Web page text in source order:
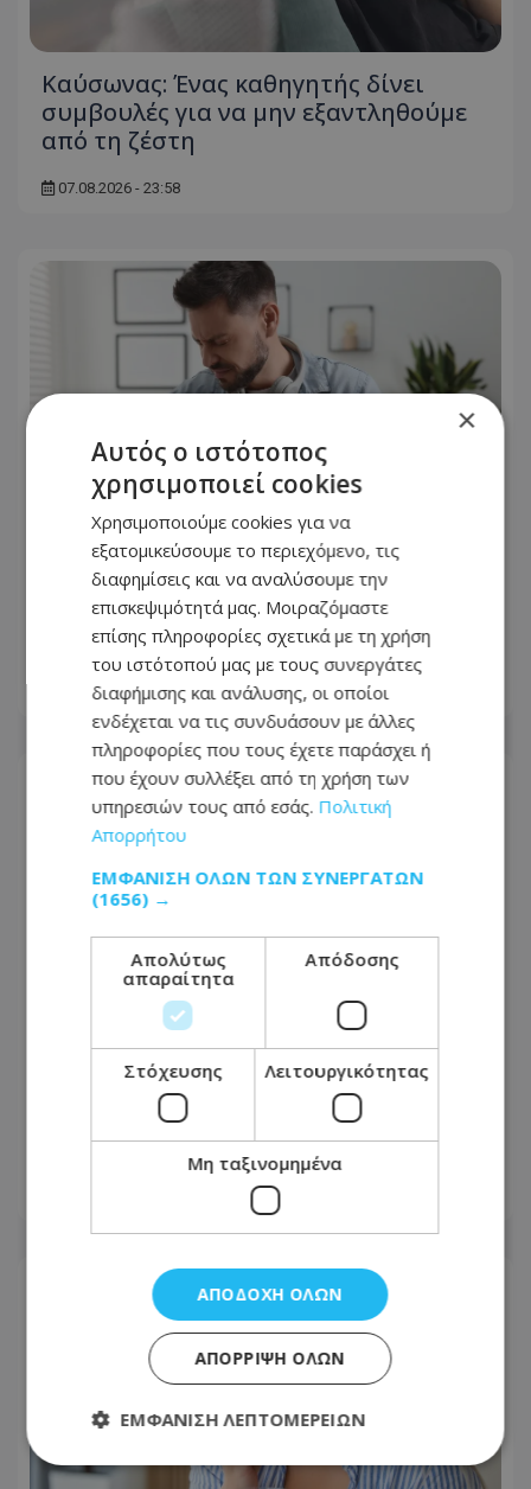
Kαύσωνας: Ένας καθηγητής δίνει
συμβουλές για να μην εξαντληθούμε
από τη ζέστη
07.08.2026 - 23:58
«Βγήκα χάλια!»: Γιατί δεν μας
αρέσουμε στις φωτογραφίες, ενώ οι
άλλοι μάς βλέπουν όμορφους
07.08.2026 - 13:34
Κρύο ντους ή χλιαρό; Το λάθος που
κάνουμε τις ζεστές νύχτες πριν από
τον ύπνο
×
Αυτός ο ιστότοπος
χρησιμοποιεί cookies
Χρησιμοποιούμε cookies για να
εξατομικεύσουμε το περιεχόμενο, τις
διαφημίσεις και να αναλύσουμε την
επισκεψιμότητά μας. Μοιραζόμαστε
επίσης πληροφορίες σχετικά με τη χρήση
του ιστότοπού μας με τους συνεργάτες
διαφήμισης και ανάλυσης, οι οποίοι
ενδέχεται να τις συνδυάσουν με άλλες
πληροφορίες που τους έχετε παράσχει ή
που έχουν συλλέξει από τη χρήση των
υπηρεσιών τους από εσάς. Πολιτική
Απορρήτου
ΕΜΦΆΝΙΣΗ ΌΛΩΝ ΤΩΝ ΣΥΝΕΡΓΑΤΏΝ
(1656) →
Απολύτως
απαραίτητα
Απόδοσης
Στόχευσης Λειτουργικότητας
Μη ταξινομημένα
ΑΠΟΔΟΧΉ ΌΛΩΝ
ΑΠΌΡΡΙΨΗ ΌΛΩΝ
ΕΜΦΆΝΙΣΗ ΛΕΠΤΟΜΕΡΕΙΏΝ